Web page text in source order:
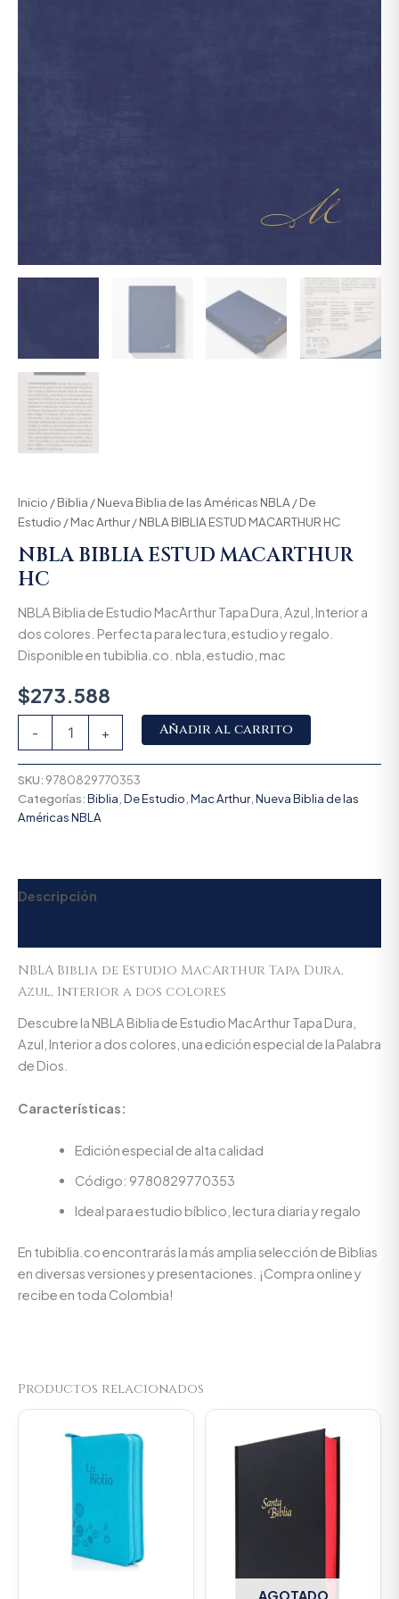
Inicio /Biblia /Nueva Biblia de las Américas NBLA /De
Estudio /Mac Arthur/ NBLA BIBLIA ESTUD MACARTHUR HC
NBLA BIBLIA ESTUD MACARTHUR
HC
NBLA Biblia de Estudio MacArthur Tapa Dura, Azul, Interior a
dos colores. Perfecta para lectura, estudio y regalo.
Disponible en tubiblia.co. nbla, estudio, mac
$273.588
- + Añadir al carrito
SKU: 9780829770353
Categorías:Biblia De Estudio Mac Arthur, Nueva Biblia de las
Américas NBLA
Descripción
NBLA Biblia de Estudio MacArthur Tapa Dura,
Azul, Interior a dos colores
Descubre la NBLA Biblia de Estudio MacArthur Tapa Dura,
Azul, Interior a dos colores, una edición especial de la Palabra
de Dios.
Características:
Edición especial de alta calidad
Código: 9780829770353
Ideal para estudio bíblico, lectura diaria y regalo
En tubiblia.co encontrarás la más amplia selección de Biblias
en diversas versiones y presentaciones. ¡Compra online y
recibe en toda Colombia!
Productos relacionados
price
was:
$93.000.
Current
AGOTADO